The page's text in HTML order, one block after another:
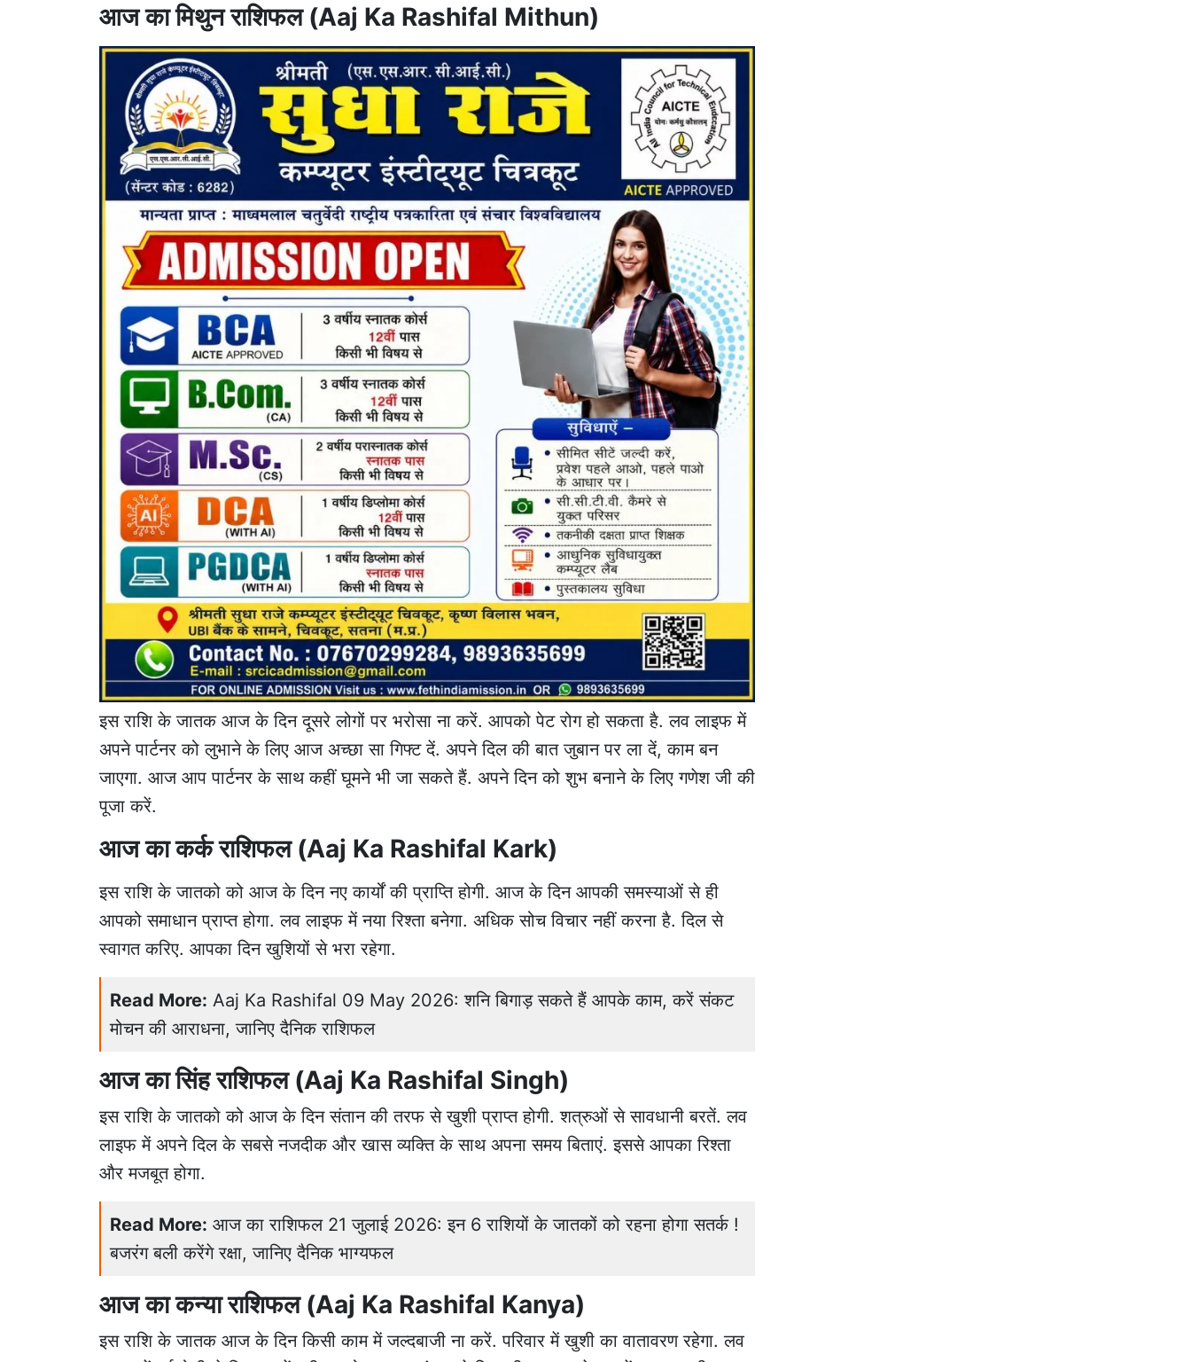
आज का मिथुन राशिफल (Aaj Ka Rashifal Mithun)
इस राशि के जातक आज के दिन दूसरे लोगों पर भरोसा ना करें. आपको पेट रोग हो सकता है. लव लाइफ में
अपने पार्टनर को लुभाने के लिए आज अच्छा सा गिफ्ट दें. अपने दिल की बात जुबान पर ला दें, काम बन
जाएगा. आज आप पार्टनर के साथ कहीं घूमने भी जा सकते हैं. अपने दिन को शुभ बनाने के लिए गणेश जी की
पूजा करें.
आज का कर्क राशिफल (Aaj Ka Rashifal Kark)
इस राशि के जातको को आज के दिन नए कार्यों की प्राप्ति होगी. आज के दिन आपकी समस्याओं से ही
आपको समाधान प्राप्त होगा. लव लाइफ में नया रिश्ता बनेगा. अधिक सोच विचार नहीं करना है. दिल से
स्वागत करिए. आपका दिन खुशियों से भरा रहेगा.
Read More: Aaj Ka Rashifal 09 May 2026: शनि बिगाड़ सकते हैं आपके काम, करें संकट
मोचन की आराधना, जानिए दैनिक राशिफल
आज का सिंह राशिफल (Aaj Ka Rashifal Singh)
इस राशि के जातको को आज के दिन संतान की तरफ से खुशी प्राप्त होगी. शत्रुओं से सावधानी बरतें. लव
लाइफ में अपने दिल के सबसे नजदीक और खास व्यक्ति के साथ अपना समय बिताएं. इससे आपका रिश्ता
और मजबूत होगा.
Read More: आज का राशिफल 21 जुलाई 2026: इन 6 राशियों के जातकों को रहना होगा सतर्क !
बजरंग बली करेंगे रक्षा, जानिए दैनिक भाग्यफल
आज का कन्या राशिफल (Aaj Ka Rashifal Kanya)
इस राशि के जातक आज के दिन किसी काम में जल्दबाजी ना करें. परिवार में खुशी का वातावरण रहेगा. लव